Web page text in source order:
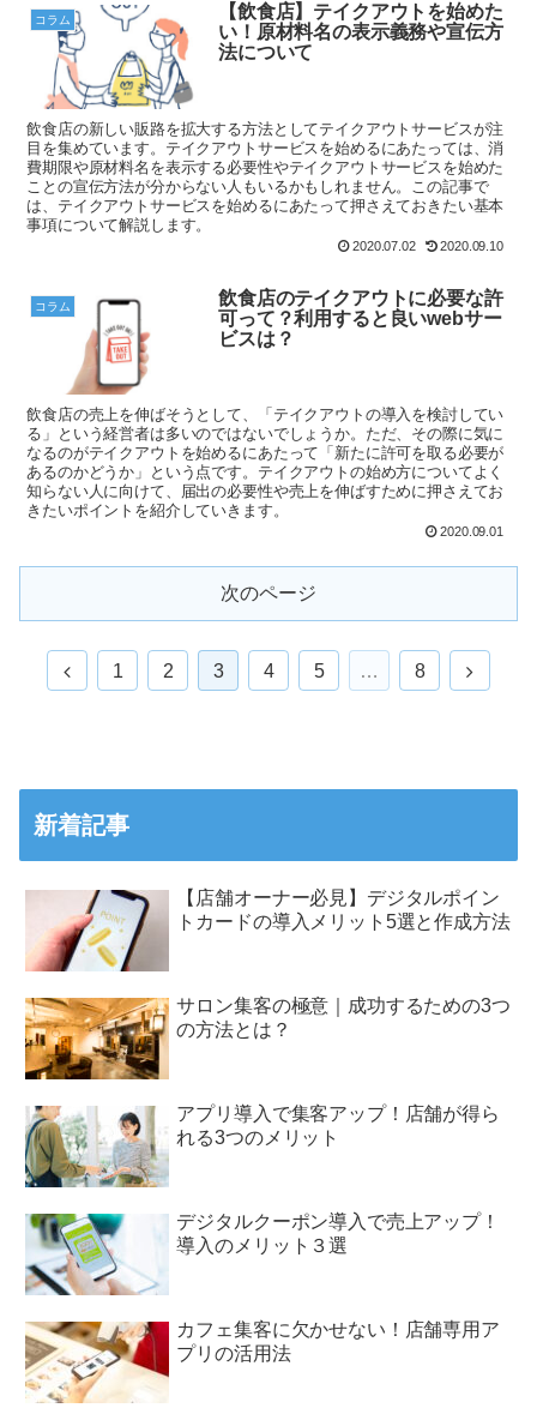
コラム
【飲食店】テイクアウトを始めた
い！原材料名の表示義務や宣伝方
法について
飲食店の新しい販路を拡大する方法としてテイクアウトサービスが注
目を集めています。テイクアウトサービスを始めるにあたっては、消
費期限や原材料名を表示する必要性やテイクアウトサービスを始めた
ことの宣伝方法が分からない人もいるかもしれません。この記事で
は、テイクアウトサービスを始めるにあたって押さえておきたい基本
事項について解説します。
2020.07.02 2020.09.10
コラム
飲食店のテイクアウトに必要な許
可って？利用すると良いwebサー
ビスは？
飲食店の売上を伸ばそうとして、「テイクアウトの導入を検討してい
る」という経営者は多いのではないでしょうか。ただ、その際に気に
なるのがテイクアウトを始めるにあたって「新たに許可を取る必要が
あるのかどうか」という点です。テイクアウトの始め方についてよく
知らない人に向けて、届出の必要性や売上を伸ばすために押さえてお
きたいポイントを紹介していきます。
2020.09.01
次のページ
1 2 3 4 5 … 8
新着記事
【店舗オーナー必見】デジタルポイン
トカードの導入メリット5選と作成方法
サロン集客の極意｜成功するための3つ
の方法とは？
アプリ導入で集客アップ！店舗が得ら
れる3つのメリット
デジタルクーポン導入で売上アップ！
導入のメリット３選
カフェ集客に欠かせない！店舗専用ア
プリの活用法